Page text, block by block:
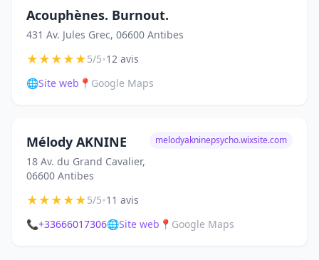
Acouphènes. Burnout.
431 Av. Jules Grec, 06600 Antibes
★★★★★5/5•12 avis
🌐Site web 📍 Google Maps
Mélody AKNINE
18 Av. du Grand Cavalier,
06600 Antibes
melodyakninepsycho.wixsite.com
★★★★★5/5•11 avis
📞+33666017306🌐Site web 📍 Google Maps